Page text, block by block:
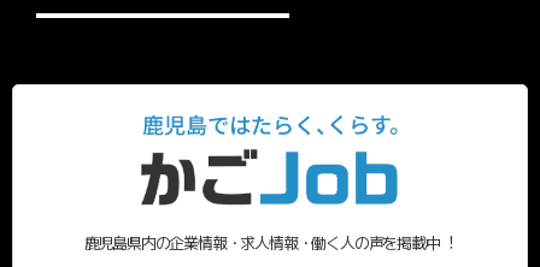
鹿児島県内の企業情報・求人情報・働く人の声を掲載中︕